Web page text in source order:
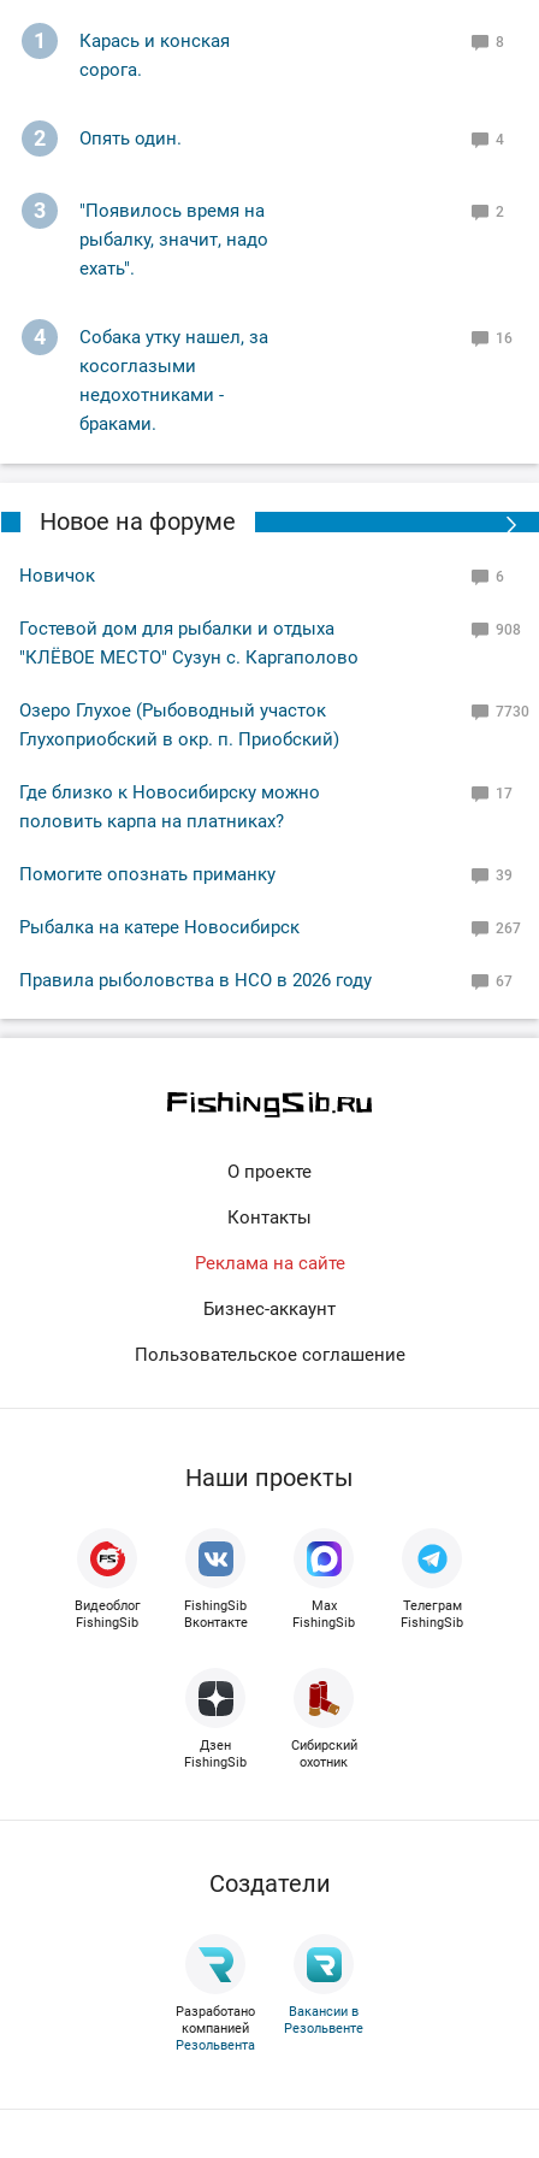
1
Карась и конская
сорога.
8
2 Опять один. 4
3
"Появилось время на
рыбалку, значит, надо
ехать".
2
4
Собака утку нашел, за
косоглазыми
недохотниками -
браками.
16
Новое на форуме
Новичок 6
Гостевой дом для рыбалки и отдыха
"КЛЁВОЕ МЕСТО" Сузун с. Каргаполово
908
Озеро Глухое (Рыбоводный участок
Глухоприобский в окр. п. Приобский)
7730
Где близко к Новосибирску можно
половить карпа на платниках?
17
Помогите опознать приманку 39
Рыбалка на катере Новосибирск 267
Правила рыболовства в НСО в 2026 году 67
О проекте
Контакты
Реклама на сайте
Бизнес-аккаунт
Пользовательское соглашение
Наши проекты
Видеоблог
FishingSib
FishingSib
Вконтакте
Max
FishingSib
Телеграм
FishingSib
Дзен
FishingSib
Сибирский
охотник
Cоздатели
Разработано
компанией
Резольвента
Вакансии в
Резольвенте